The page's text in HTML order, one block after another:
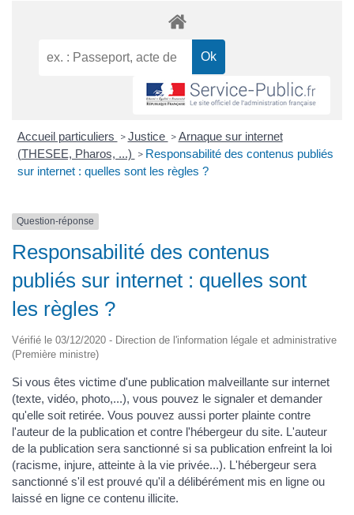
Accueil particuliers > Justice > Arnaque sur internet
(THESEE, Pharos, ...) > Responsabilité des contenus publiés
sur internet : quelles sont les règles ?
Question-réponse
Responsabilité des contenus
publiés sur internet : quelles sont
les règles ?
Vérifié le 03/12/2020 - Direction de l'information légale et administrative
(Première ministre)
Si vous êtes victime d'une publication malveillante sur internet
(texte, vidéo, photo,...), vous pouvez le signaler et demander
qu'elle soit retirée. Vous pouvez aussi porter plainte contre
l'auteur de la publication et contre l'hébergeur du site. L'auteur
de la publication sera sanctionné si sa publication enfreint la loi
(racisme, injure, atteinte à la vie privée...). L'hébergeur sera
sanctionné s'il est prouvé qu'il a délibérément mis en ligne ou
laissé en ligne ce contenu illicite.